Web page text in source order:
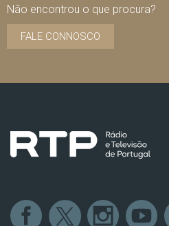
Não encontrou o que procura?
FALE CONNOSCO